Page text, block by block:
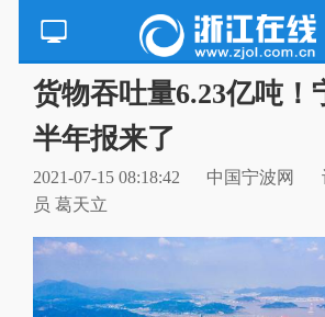
货物吞吐量6.23亿吨！
半年报来了
2021-07-15 08:18:42 中国宁波网
员 葛天立